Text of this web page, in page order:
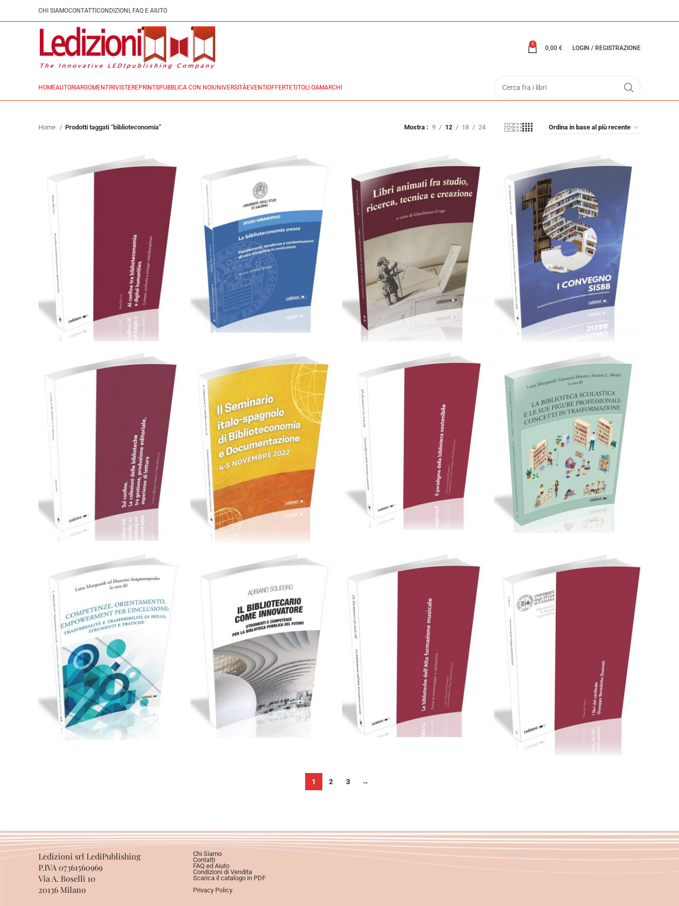
CHI SIAMOCONTATTI CONDIZIONI, FAQ E AIUTO
0
0,00 € LOGIN / REGISTRAZIONE
HOMEAUTORI ARGOMENTI RIVISTEREPRINTSPUBBLICA CON NOI UNIVERSITÀEVENTI OFFERTETITOLI OAMARCHI
Home Prodotti taggati “biblioteconomia” Mostra 9 12 18 24
eBook in ePub
eBook in PDF
€
Scegli
CartaceoeBook in ePub
eBook in PDF
0,00€ 18,00
Scegli
CartaceoeBook in PDF
0,00 24,00 €
Scegli
CartaceoeBook in ePub
eBook in PDF
28,00€
eBook in ePub
eBook in PDF
€
CartaceoeBook in PDF
28,00
Scegli
eBook in ePub
€ Cartaceo eBook in PDF
0,00 28,00€
Scegli
CartaceoeBook in PDF
0,00€ 24,00€
Scegli
28,00
Aggiungi al carrello
eBook in ePub
38,00€
Scegli
eBook in ePub
1 2 3 →
Ledizioni srl LediPublishing
P.IVA 07361560969
Via A. Boselli 10
20136 Milano
Chi Siamo
Contatti
FAQ ed Aiuto
Condizioni di Vendita
Scarica il catalogo in PDF
Privacy Policy